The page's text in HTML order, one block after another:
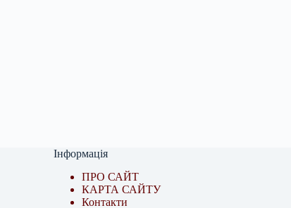
Інформація
ПРО САЙТ
КАРТА САЙТУ
Контакти